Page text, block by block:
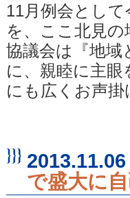
11月例会とし
を、ここ北見
協議会は『地域
に、親睦に主
にも広くお声
2013.11.06
で盛大に